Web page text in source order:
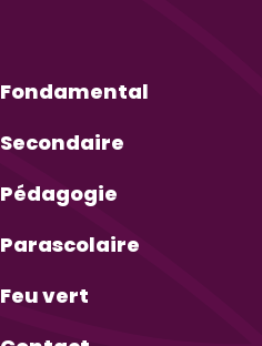
Fondamental
Secondaire
Pédagogie
Parascolaire
Feu vert